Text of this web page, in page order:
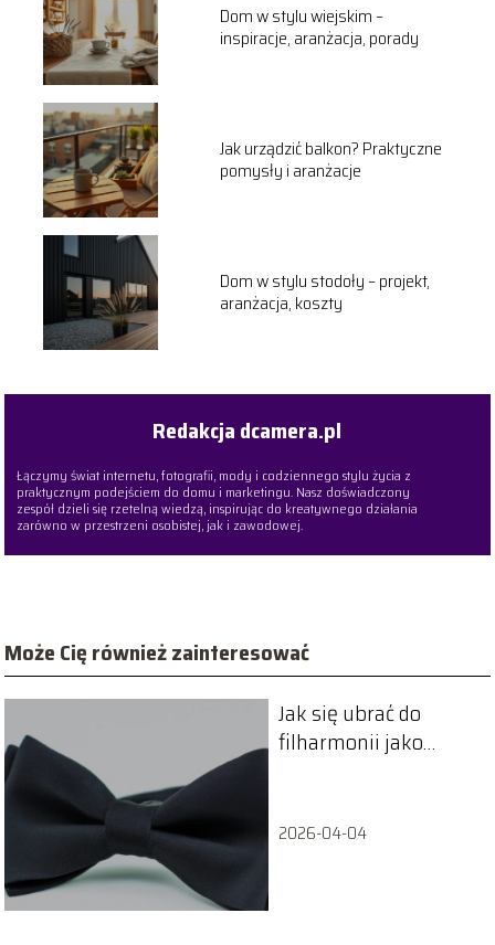
Dom w stylu wiejskim –
inspiracje, aranżacja, porady
Jak urządzić balkon? Praktyczne
pomysły i aranżacje
Dom w stylu stodoły – projekt,
aranżacja, koszty
Redakcja dcamera.pl
Łączymy świat internetu, fotografii, mody i codziennego stylu życia z
praktycznym podejściem do domu i marketingu. Nasz doświadczony
zespół dzieli się rzetelną wiedzą, inspirując do kreatywnego działania
zarówno w przestrzeni osobistej, jak i zawodowej.
Może Cię również zainteresować
Jak się ubrać do
filharmonii jako
2026-04-04